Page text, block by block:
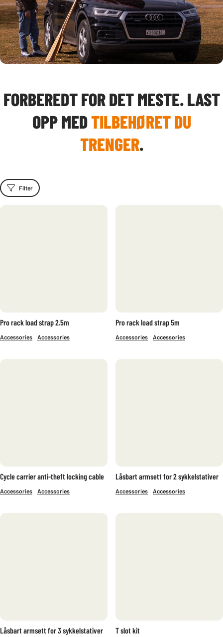
FORBEREDT FOR DET MESTE. LAST
OPP MEDTILBEHØRET DU
TRENGER.
Filter
FILTRE
TRANSPORT (2)
PROFESJONELL (4)
Pro rack load strap 2.5m
Accessories Accessories
Pro rack load strap 5m
Accessories Accessories
Cycle carrier anti-theft locking cable
Accessories Accessories
Låsbart armsett for 2 sykkelstativer
Accessories Accessories
Låsbart armsett for 3 sykkelstativer T slot kit